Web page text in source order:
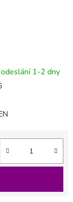
1-2 dny